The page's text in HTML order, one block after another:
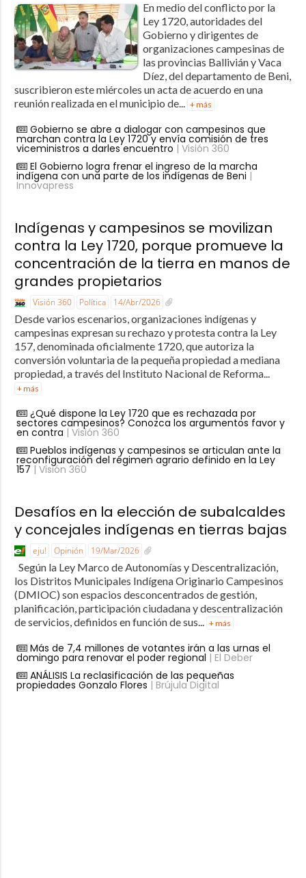
En medio del conflicto por la
Ley 1720, autoridades del
Gobierno y dirigentes de
organizaciones campesinas de
las provincias Ballivián y Vaca
Díez, del departamento de Beni,
suscribieron este miércoles un acta de acuerdo en una
reunión realizada en el municipio de... + más
Gobierno se abre a dialogar con campesinos que
marchan contra la Ley 1720 y envía comisión de tres
viceministros a darles encuentro | Visión 360
El Gobierno logra frenar el ingreso de la marcha
indígena con una parte de los indígenas de Beni |
Innovapress
Indígenas y campesinos se movilizan
contra la Ley 1720, porque promueve la
concentración de la tierra en manos de
grandes propietarios
Visión 360 Política 14/Abr/2026
Desde varios escenarios, organizaciones indígenas y
campesinas expresan su rechazo y protesta contra la Ley
157, denominada oficialmente 1720, que autoriza la
conversión voluntaria de la pequeña propiedad a mediana
propiedad, a través del Instituto Nacional de Reforma...
+ más
¿Qué dispone la Ley 1720 que es rechazada por
sectores campesinos? Conozca los argumentos favor y
en contra | Visión 360
Pueblos indígenas y campesinos se articulan ante la
reconfiguración del régimen agrario definido en la Ley
157 | Visión 360
Desafíos en la elección de subalcaldes
y concejales indígenas en tierras bajas
eju! Opinión 19/Mar/2026
Según la Ley Marco de Autonomías y Descentralización,
los Distritos Municipales Indígena Originario Campesinos
(DMIOC) son espacios desconcentrados de gestión,
planificación, participación ciudadana y descentralización
de servicios, definidos en función de sus... + más
Más de 7,4 millones de votantes irán a las urnas el
domingo para renovar el poder regional | El Deber
ANÁLISIS La reclasificación de las pequeñas
propiedades Gonzalo Flores | Brújula Digital